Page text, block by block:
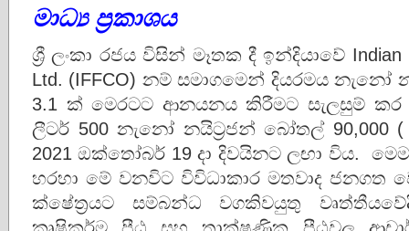
මාධ්‍ය ප්‍රකාශය
ශ්‍රී ලංකා රජය විසින් මෑතක දී ඉන්දියාවේ Indian
Ltd. (IFFCO) නම් සමාගමෙන් දියරමය
3.1 ක් මෙරටට ආනයනය කිරීමට සැලසුම්
ලීටර් 500 නැනෝ නයිට්‍රජන් බෝතල් 90,000
2021 ඔක්තෝබර් 19 දා දිවයිනට ලඟා විය.
හරහා මේ වනවිට විවිධාකාර මතවාද ජනගත
ක්ෂේත්‍රයට සම්බන්ධ වගකිවයුතු